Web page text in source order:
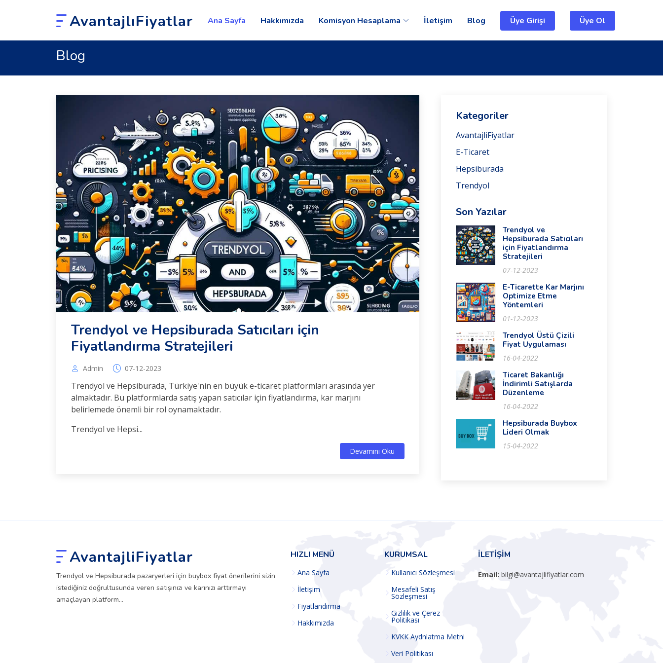
AvantajlıFiyatlar Ana Sayfa Hakkımızda Komisyon Hesaplama İletişim Blog Üye Girişi Üye Ol
Blog
Trendyol ve Hepsiburada Satıcıları için
Fiyatlandırma Stratejileri
Admin 07-12-2023
Trendyol ve Hepsiburada, Türkiye'nin en büyük e-ticaret platformları arasında yer
almaktadır. Bu platformlarda satış yapan satıcılar için fiyatlandırma, kar marjını
belirlemede önemli bir rol oynamaktadır.
Trendyol ve Hepsi...
Devamını Oku
Kategoriler
AvantajliFiyatlar
E-Ticaret
Hepsiburada
Trendyol
Son Yazılar
Trendyol ve
Hepsiburada Satıcıları
için Fiyatlandırma
Stratejileri
07-12-2023
E-Ticarette Kar Marjını
Optimize Etme
Yöntemleri
01-12-2023
Trendyol Üstü Çizili
Fiyat Uygulaması
16-04-2022
Ticaret Bakanlığı
İndirimli Satışlarda
Düzenleme
16-04-2022
Hepsiburada Buybox
Lideri Olmak
15-04-2022
AvantajliFiyatlar
Trendyol ve Hepsiburada pazaryerleri için buybox fiyat önerilerini sizin
istediğiniz doğrultusunda veren satışınızı ve karınızı arttırmayı
amaçlayan platform...
HIZLI MENÜ
Ana Sayfa
İletişim
Fiyatlandırma
Hakkımızda
KURUMSAL
Kullanıcı Sözleşmesi
Mesafeli Satış
Sözleşmesi
Gizlilik ve Çerez
Politikası
KVKK Aydnlatma Metni
Veri Politikası
İLETIŞIM
Email: bilgi@avantajlifiyatlar.com